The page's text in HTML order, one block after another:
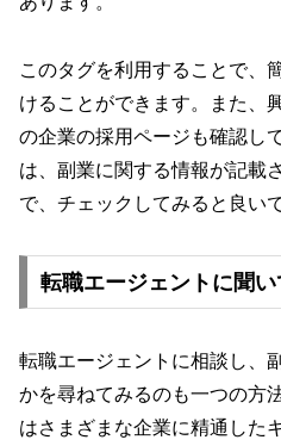
このタグを利用することで、
けることができます。また、
の企業の採用ページも確認し
は、副業に関する情報が記載
で、チェックしてみると良い
転職エージェントに聞い
転職エージェントに相談し、
かを尋ねてみるのも一つの方
はさまざまな企業に精通した